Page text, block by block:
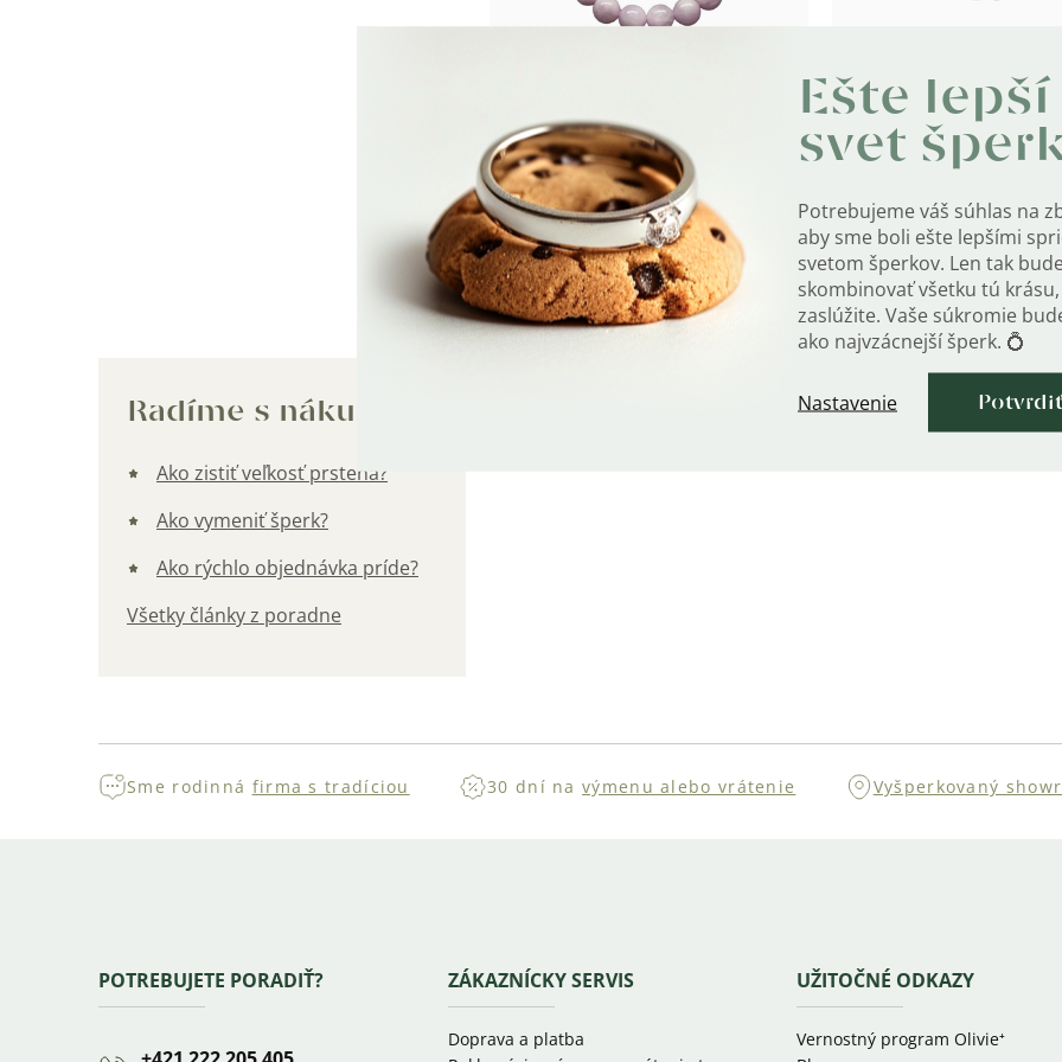
Ešte lepší
svet
Potrebujeme váš súhlas na
aby sme boli ešte lepšími
svetom šperkov. Len tak
skombinovať všetku tú
zaslúžite. Vaše súkromie
ako najvzácnejší šperk. 💍
Nastavenie
Radíme s nákupom
Ako zistiť veľkosť prsteňa?
Ako vymeniť šperk?
Ako rýchlo objednávka príde?
Všetky články z poradne
Skladom
€83,60
9163 Náramok 8mm/
Skladom
Sme rodinná firma s tradíciou 30 dní navýmenu alebo vrátenie Vyšperkovaný
ZápätiePOTREBUJETE PORADIŤ? ZÁKAZNÍCKY SERVIS
Doprava a platba
UŽITOČNÉ ODKAZY
Vernostný program Olivie⁺